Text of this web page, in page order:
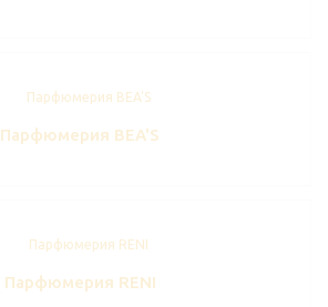
Парфюмерия BEA'S
Парфюмерия RENI